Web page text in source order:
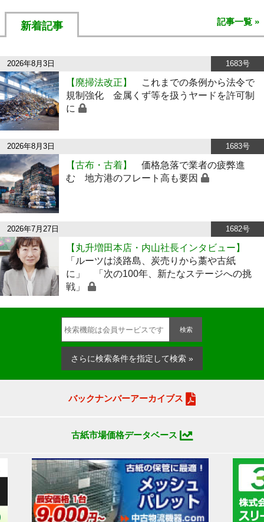
新着記事 記事一覧 »
2026年8月3日 1683号
【廃掃法改正】
これまでの条例から法令で
規制強化 金属くず等を扱うヤードを許可制
に
2026年8月3日 1683号
【古布・古着】
価格急落で業者の疲弊進
む 地方港のフレート高も要因
2026年7月27日 1682号
【丸升増田本店・内山社長インタビュー】
「ルーツは淡路島、炭売りから藁や古紙
に」 「次の100年、新たなステージへの挑
戦」
検索
さらに検索条件を指定して検索 »
バックナンバーアーカイブス
古紙市場価格データベース